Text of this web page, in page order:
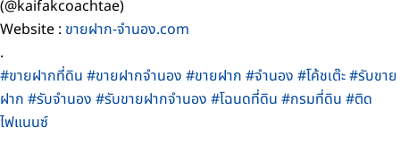
(@kaifakcoachtae)
Website : ขายฝาก-จำนอง.com
.
#ขายฝากที่ดิน #ขายฝากจำนอง #ขายฝาก #จำนอง #โค้ชเต๊ะ#รับขาย
ฝาก #รับจำนอง #รับขายฝากจำนอง #โฉนดที่ดิน #กรมที่ดิน #ติด
ไฟแนนซ์